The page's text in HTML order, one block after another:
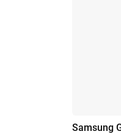
Samsung